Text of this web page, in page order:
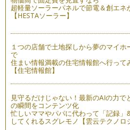
英語教室の教科書：いる？いらない？
英語教室選びのポイントを以前紹介
（教室）の『レッスンスタイル』に
言語と文化：本当の異文化理解
海外の人と関係を築いていくために
ですが、その英語を使いこなすために
子どもに習い事をさせる際、多くの教
って、ご両親にとってベストな教室
超軽量ソーラーパネルで節電＆創エネ
【HESTAソーラー】
１つの店舗で土地探しから夢のマイホ
で
住まい情報満載の住宅情報館へ行って
【住宅情報館】
見守るだけじゃない！最新のAIの力で
の瞬間をコンテンツ化
忙しいママやパパに代わって「記録」
してくれるスグレモノ【雲云テクノロ